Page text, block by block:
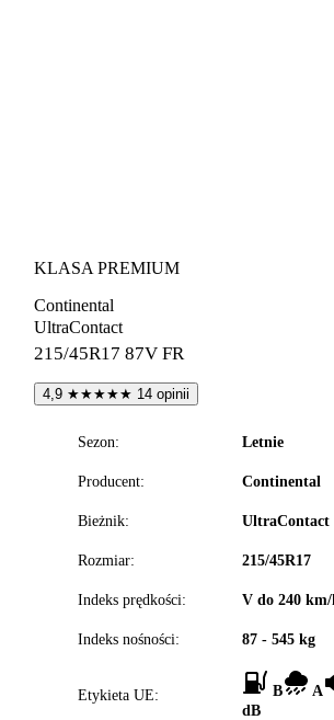
KLASA PREMIUM
Continental
UltraContact
215/45R17 87V FR
4,9 ★★★★★ 14 opinii
Sezon: Letnie
Producent: Continental
Bieżnik: UltraContact
Rozmiar: 215/45R17
Indeks prędkości: V do 240
Indeks nośności: 87 - 545 kg
Etykieta UE: B
A
dB